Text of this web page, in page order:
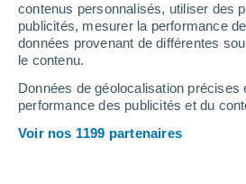
contenus personnalisés, utiliser des
publicités, mesurer la performance
données provenant de différentes
le contenu.
Données de géolocalisation précises
performance des publicités et du
Voir nos 1199 partenaires